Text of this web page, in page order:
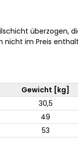
überzogen,
nicht im Preis
Gewicht [kg]
30,5
49
53